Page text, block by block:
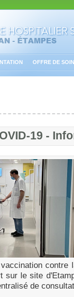
OFFRE DE
19 -
contre
sur le site
de